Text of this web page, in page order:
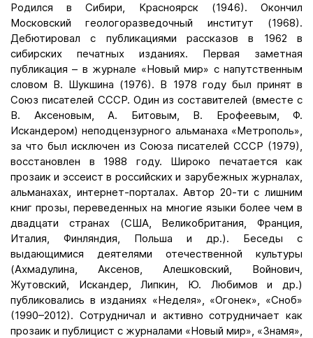
Родился в Сибири, Красноярск (1946). Окончил
Московский геологоразведочный институт (1968).
Дебютировал с публикациями рассказов в 1962 в
сибирских печатных изданиях. Первая заметная
публикация – в журнале «Новый мир» с напутственным
словом В. Шукшина (1976). В 1978 году был принят в
Союз писателей СССР. Один из составителей (вместе с
В. Аксеновым, А. Битовым, В. Ерофеевым, Ф.
Искандером) неподцензурного альманаха «Метрополь»,
за что был исключен из Союза писателей СССР (1979),
восстановлен в 1988 году. Широко печатается как
прозаик и эссеист в российских и зарубежных журналах,
альманахах, интернет-порталах. Автор 20-ти с лишним
книг прозы, переведенных на многие языки более чем в
двадцати странах (США, Великобритания, Франция,
Италия, Финляндия, Польша и др.). Беседы с
выдающимися деятелями отечественной культуры
(Ахмадулина, Аксенов, Алешковский, Войнович,
Жутовский, Искандер, Липкин, Ю. Любимов и др.)
публиковались в изданиях «Неделя», «Огонек», «Сноб»
(1990–2012). Сотрудничал и активно сотрудничает как
прозаик и публицист с журналами «Новый мир», «Знамя»,